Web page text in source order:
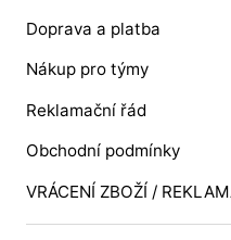
Doprava a platba
Nákup pro týmy
Reklamační řád
Obchodní podmínky
VRÁCENÍ ZBOŽÍ /